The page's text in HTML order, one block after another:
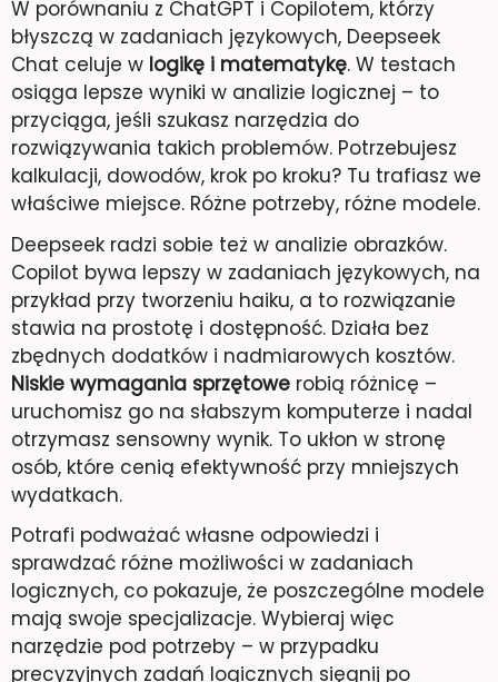
W porównaniu z ChatGPT i Copilotem, którzy
błyszczą w zadaniach językowych, Deepseek
Chat celuje w logikę i matematykę. W testach
osiąga lepsze wyniki w analizie logicznej – to
przyciąga, jeśli szukasz narzędzia do
rozwiązywania takich problemów. Potrzebujesz
kalkulacji, dowodów, krok po kroku? Tu trafiasz we
właściwe miejsce. Różne potrzeby, różne modele.
Deepseek radzi sobie też w analizie obrazków.
Copilot bywa lepszy w zadaniach językowych, na
przykład przy tworzeniu haiku, a to rozwiązanie
stawia na prostotę i dostępność. Działa bez
zbędnych dodatków i nadmiarowych kosztów.
Niskie wymagania sprzętowe robią różnicę –
uruchomisz go na słabszym komputerze i nadal
otrzymasz sensowny wynik. To ukłon w stronę
osób, które cenią efektywność przy mniejszych
wydatkach.
Potrafi podważać własne odpowiedzi i
sprawdzać różne możliwości w zadaniach
logicznych, co pokazuje, że poszczególne modele
mają swoje specjalizacje. Wybieraj więc
narzędzie pod potrzeby – w przypadku
precyzyjnych zadań logicznych sięgnij po